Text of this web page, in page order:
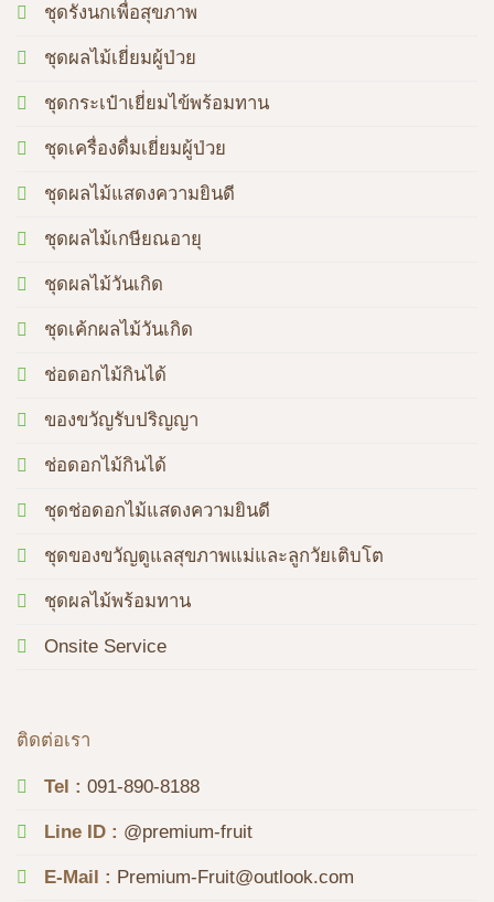
ชุดรังนกเพื่อสุขภาพ
ชุดผลไม้เยี่ยมผู้ป่วย
ชุดกระเป๋าเยี่ยมไข้พร้อมทาน
ชุดเครื่องดื่มเยี่ยมผู้ป่วย
ชุดผลไม้แสดงความยินดี
ชุดผลไม้เกษียณอายุ
ชุดผลไม้วันเกิด
ชุดเค้กผลไม้วันเกิด
ช่อดอกไม้กินได้
ของขวัญรับปริญญา
ช่อดอกไม้กินได้
ชุดช่อดอกไม้แสดงความยินดี
ชุดของขวัญดูแลสุขภาพแม่และลูกวัยเติบโต
ชุดผลไม้พร้อมทาน
Onsite Service
ติดต่อเรา
Tel : 091-890-8188
Line ID : @premium-fruit
E-Mail : Premium-Fruit@outlook.com